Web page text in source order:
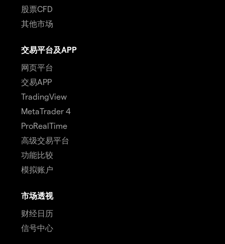
股票CFD
其他市场
交易平台及APP
网页平台
交易APP
TradingView
MetaTrader 4
ProRealTime
高级交易平台
功能比较
模拟账户
市场透视
财经日历
信号中心